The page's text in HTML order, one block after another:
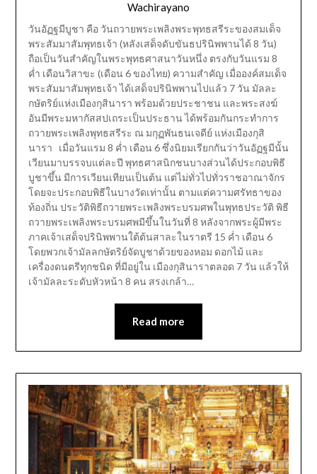
Wachirayano
วันอัฏฐมีบูชา คือ วันถวายพระเพลิงพระพุทธสรีระของสมเด็จ
พระสัมมาสัมพุทธเจ้า (หลังเสด็จดับขันธปรินิพพานได้ 8 วัน)
ถือเป็นวันสำคัญในพระพุทธศาสนาวันหนึ่ง ตรงกับวันแรม 8
ค่ำ เดือนวิสาขะ (เดือน 6 ของไทย) ความสำคัญ เมื่อองค์สมเด็จ
พระสัมมาสัมพุทธเจ้า ได้เสด็จปรินิพพานไปแล้ว 7 วัน มัลละ
กษัตริย์แห่งเมืองกุสินารา พร้อมด้วยประชาชน และพระสงฆ์
อันมีพระมหากัสสปเถระเป็นประธาน ได้พร้อมกันกระทำการ
ถวายพระเพลิงพุทธสรีระ ณ มกุฏพันธนเจดีย์ แห่งเมืองกุสิ
นารา เมื่อวันแรม 8 ค่ำ เดือน 6 ซึ่งนิยมเรียกกันว่าวันอัฏฐมีนั้น
เวียนมาบรรจบแต่ละปี พุทธศาสนิกชนบางส่วนได้ประกอบพิธี
บูชาขึ้น มีการเวียนเทียนเป็นต้น แต่ไม่ทั่วไปทั่วราชอาณาจักร
โดยจะประกอบพิธีในบางวัดเท่านั้น ตามแต่ความศรัทธาของ
ท้องถิ่น ประวัติพิธีถวายพระเพลิงพระบรมศพในพุทธประวัติ พิธี
ถวายพระเพลิงพระบรมศพมีขึ้นในวันที่ 8 หลังจากพระผู้มีพระ
ภาคเจ้าเสด็จปรินิพพานใต้ต้นสาละในราตรี 15 ค่ำ เดือน 6
โดยพวกเจ้ามัลลกษัตริย์จัดบูชาด้วยของหอม ดอกไม้ และ
เครื่องดนตรีทุกชนิด ที่มีอยู่ใน เมืองกุสินาราตลอด 7 วัน แล้วให้
เจ้ามัลละระดับหัวหน้า 8 คน สรงเกล้า…
Read more